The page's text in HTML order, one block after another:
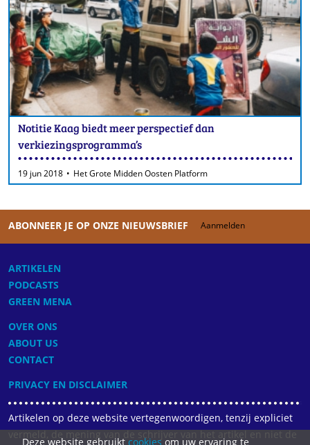
Notitie Kaag biedt meer perspectief dan
verkiezingsprogramma’s
19 jun 2018 Het Grote Midden Oosten Platform
ABONNEER JE OP ONZE NIEUWSBRIEF Aanmelden
ARTIKELEN
PODCASTS
GREEN MENA
OVER ONS
ABOUT US
CONTACT
PRIVACY EN DISCLAIMER
Artikelen op deze website vertegenwoordigen, tenzij expliciet
vermeld, de mening van de schrijver van het artikel en niet de
Deze website gebruikt cookies om uw ervaring te